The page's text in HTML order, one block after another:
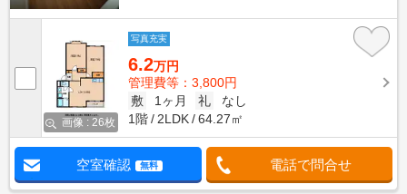
画像 : 26枚
写真充実
6.2万円
管理費等：3,800円
敷
1ヶ月 礼
なし
1階
2LDK 64.27㎡
空室確認 無料 電話で問合せ